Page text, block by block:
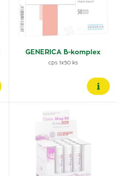
GENERICA B-komplex
cps 1x50 ks